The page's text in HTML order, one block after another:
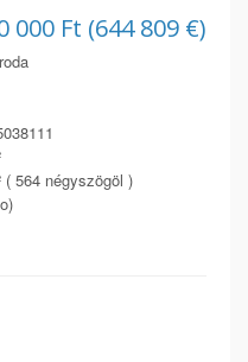
000 Ft (644 809 €)
( 564 négyszögöl )